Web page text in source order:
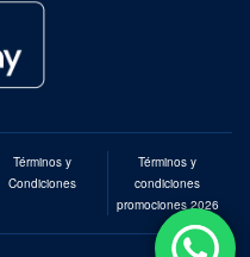
Términos y
Condiciones
Términos y
condiciones
promociones 2026